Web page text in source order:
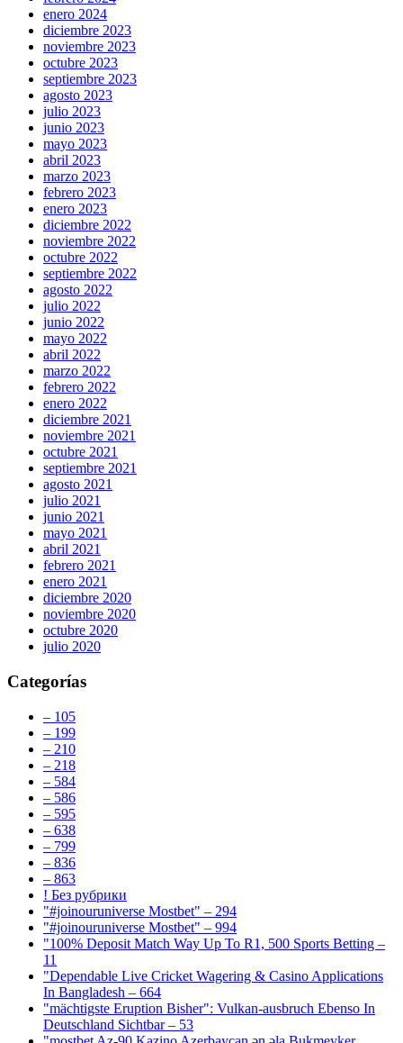
enero 2024
diciembre 2023
noviembre 2023
octubre 2023
septiembre 2023
agosto 2023
julio 2023
junio 2023
mayo 2023
abril 2023
marzo 2023
febrero 2023
enero 2023
diciembre 2022
noviembre 2022
octubre 2022
septiembre 2022
agosto 2022
julio 2022
junio 2022
mayo 2022
abril 2022
marzo 2022
febrero 2022
enero 2022
diciembre 2021
noviembre 2021
octubre 2021
septiembre 2021
agosto 2021
julio 2021
junio 2021
mayo 2021
abril 2021
febrero 2021
enero 2021
diciembre 2020
noviembre 2020
octubre 2020
julio 2020
Categorías
– 105
– 199
– 210
– 218
– 584
– 586
– 595
– 638
– 799
– 836
– 863
! Без рубрики
"#joinouruniverse Mostbet" – 294
"#joinouruniverse Mostbet" – 994
"100% Deposit Match Way Up To R1, 500 Sports Betting –
11
"Dependable Live Cricket Wagering & Casino Applications
In Bangladesh – 664
"mächtigste Eruption Bisher": Vulkan-ausbruch Ebenso In
Deutschland Sichtbar – 53